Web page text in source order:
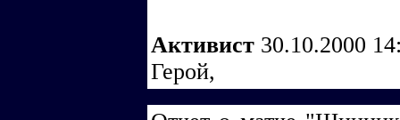
Активист 30.10.2000
Герой,